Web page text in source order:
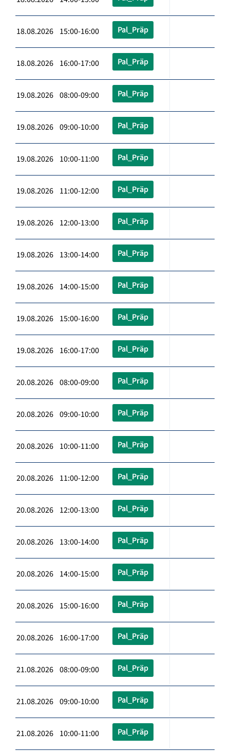
18.08.2026 15:00-16:00 Pal_Präp
18.08.2026 16:00-17:00 Pal_Präp
19.08.2026 08:00-09:00 Pal_Präp
19.08.2026 09:00-10:00 Pal_Präp
19.08.2026 10:00-11:00 Pal_Präp
19.08.2026 11:00-12:00 Pal_Präp
19.08.2026 12:00-13:00 Pal_Präp
19.08.2026 13:00-14:00 Pal_Präp
19.08.2026 14:00-15:00 Pal_Präp
19.08.2026 15:00-16:00 Pal_Präp
19.08.2026 16:00-17:00 Pal_Präp
20.08.2026 08:00-09:00 Pal_Präp
20.08.2026 09:00-10:00 Pal_Präp
20.08.2026 10:00-11:00 Pal_Präp
20.08.2026 11:00-12:00 Pal_Präp
20.08.2026 12:00-13:00 Pal_Präp
20.08.2026 13:00-14:00 Pal_Präp
20.08.2026 14:00-15:00 Pal_Präp
20.08.2026 15:00-16:00 Pal_Präp
20.08.2026 16:00-17:00 Pal_Präp
21.08.2026 08:00-09:00 Pal_Präp
21.08.2026 09:00-10:00 Pal_Präp
21.08.2026 10:00-11:00 Pal_Präp